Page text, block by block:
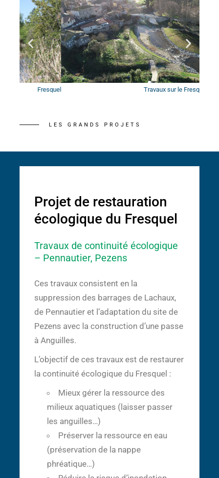
Travaux sur le Fresquel, Pennautier
LES GRANDS PROJETS
Projet de restauration
écologique du Fresquel
Travaux de continuité écologique
– Pennautier, Pezens
Ces travaux consistent en la
suppression des barrages de Lachaux,
de Pennautier et l’adaptation du site de
Pezens avec la construction d’une passe
à Anguilles.
L’objectif de ces travaux est de restaurer
la continuité écologique du Fresquel :
Mieux gérer la ressource des
milieux aquatiques (laisser passer
les anguilles…)
Préserver la ressource en eau
(préservation de la nappe
phréatique…)